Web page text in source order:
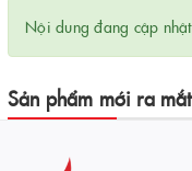
Nội dung đang cập nhật.
Sản phẩm mới ra mắt